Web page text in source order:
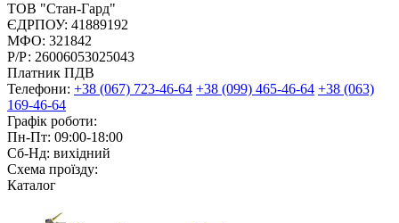
ТОВ "Стан-Гард"
ЄДРПОУ: 41889192
МФО: 321842
Р/Р: 26006053025043
Платник ПДВ
Телефони: +38 (067) 723-46-64 +38 (099) 465-46-64 +38 (063)
169-46-64
Графік роботи:
Пн-Пт: 09:00-18:00
Сб-Нд: вихідний
Схема проїзду:
Каталог